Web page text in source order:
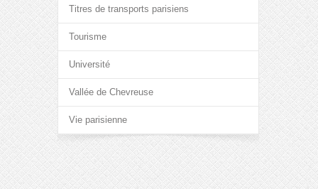
Titres de transports parisiens
Tourisme
Université
Vallée de Chevreuse
Vie parisienne